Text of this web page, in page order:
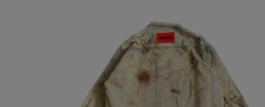
Lagen und
Kollektion. Egal, ob
Denim in Ihr
Premiumqualität
Marke aufzuwerten
Kleidung suchen.